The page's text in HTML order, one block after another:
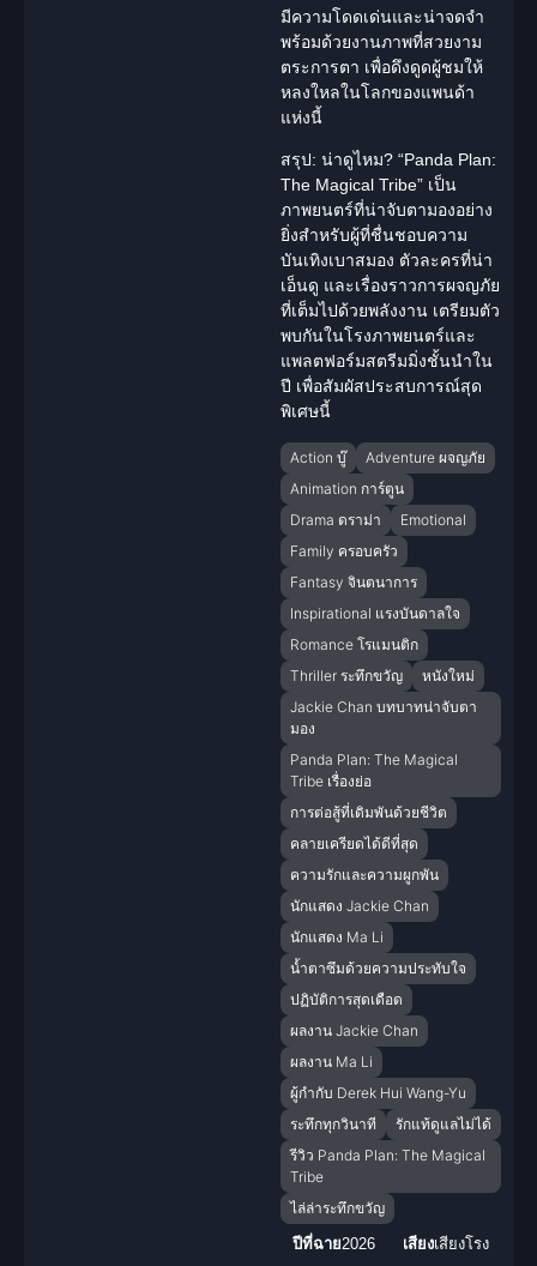
มีความโดดเด่นและน่าจดจำ
พร้อมด้วยงานภาพที่สวยงาม
ตระการตา เพื่อดึงดูดผู้ชมให้
หลงใหลในโลกของแพนด้า
แห่งนี้
สรุป: น่าดูไหม? “Panda Plan:
The Magical Tribe” เป็น
ภาพยนตร์ที่น่าจับตามองอย่าง
ยิ่งสำหรับผู้ที่ชื่นชอบความ
บันเทิงเบาสมอง ตัวละครที่น่า
เอ็นดู และเรื่องราวการผจญภัย
ที่เต็มไปด้วยพลังงาน เตรียมตัว
พบกันในโรงภาพยนตร์และ
แพลตฟอร์มสตรีมมิ่งชั้นนำใน
ปี เพื่อสัมผัสประสบการณ์สุด
พิเศษนี้
Action บู๊
Adventure ผจญภัย
Animation การ์ตูน
Drama ดราม่า
Emotional
Family ครอบครัว
Fantasy จินตนาการ
Inspirational แรงบันดาลใจ
Romance โรแมนติก
Thriller ระทึกขวัญ
หนังใหม่
Jackie Chan บทบาทน่าจับตา
มอง
Panda Plan: The Magical
Tribe เรื่องย่อ
การต่อสู้ที่เดิมพันด้วยชีวิต
คลายเครียดได้ดีที่สุด
ความรักและความผูกพัน
นักแสดง Jackie Chan
นักแสดง Ma Li
น้ำตาซึมด้วยความประทับใจ
ปฏิบัติการสุดเดือด
ผลงาน Jackie Chan
ผลงาน Ma Li
ผู้กำกับ Derek Hui Wang-Yu
ระทึกทุกวินาที
รักแท้ดูแลไม่ได้
รีวิว Panda Plan: The Magical
Tribe
ไล่ล่าระทึกขวัญ
ปีที่ฉาย2026 เสียงเสียงโรง